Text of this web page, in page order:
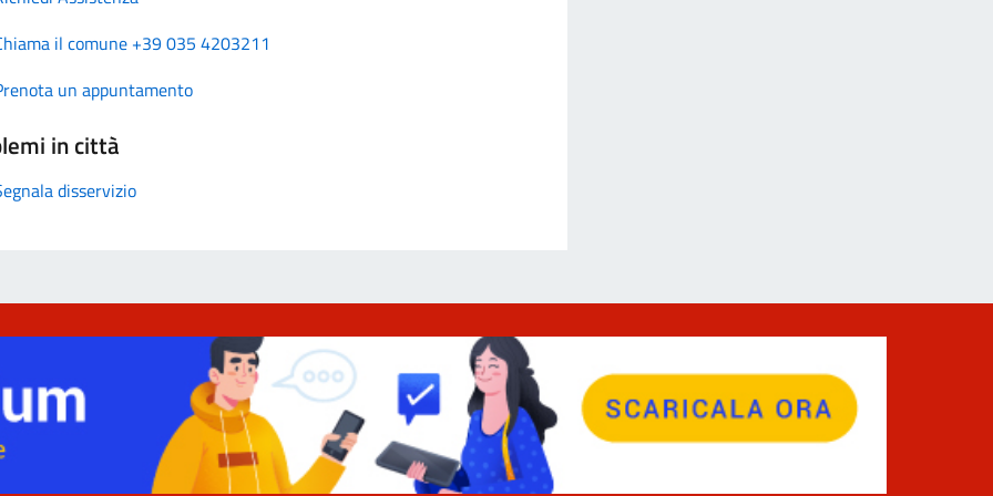
il comune +39 035 4203211
un appuntamento
in città
disservizio